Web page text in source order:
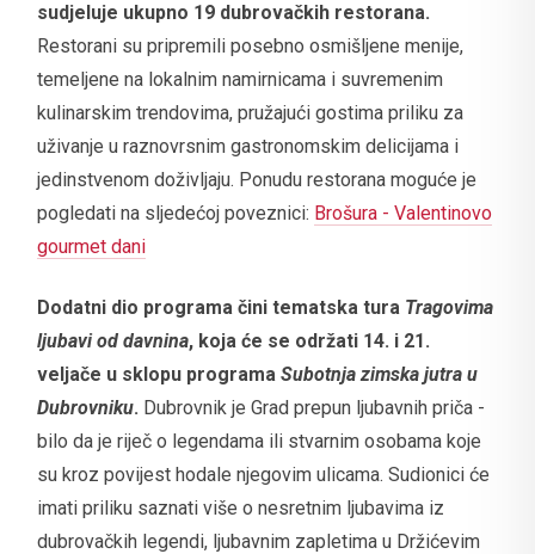
sudjeluje ukupno 19 dubrovačkih restorana.
Restorani su pripremili posebno osmišljene menije,
temeljene na lokalnim namirnicama i suvremenim
kulinarskim trendovima, pružajući gostima priliku za
uživanje u raznovrsnim gastronomskim delicijama i
jedinstvenom doživljaju. Ponudu restorana moguće je
pogledati na sljedećoj poveznici: Brošura - Valentinovo
gourmet dani
Dodatni dio programa čini tematska tura Tragovima
ljubavi od davnina, koja će se održati 14. i 21.
veljače u sklopu programa Subotnja zimska jutra u
Dubrovniku. Dubrovnik je Grad prepun ljubavnih priča -
bilo da je riječ o legendama ili stvarnim osobama koje
su kroz povijest hodale njegovim ulicama. Sudionici će
imati priliku saznati više o nesretnim ljubavima iz
dubrovačkih legendi, ljubavnim zapletima u Držićevim